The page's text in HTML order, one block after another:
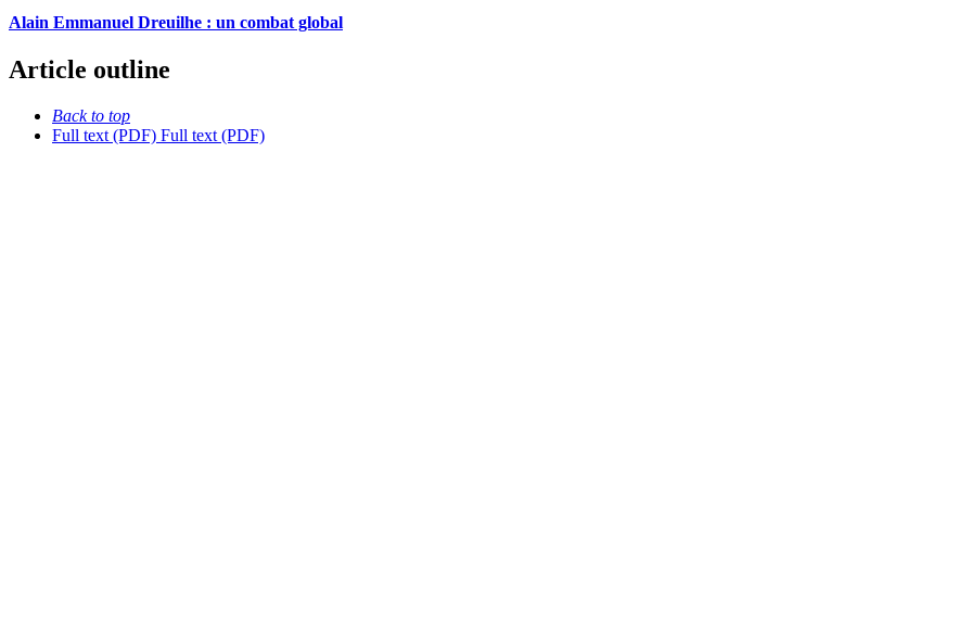
Alain Emmanuel Dreuilhe : un combat global
Article outline
Back to top
Full text (PDF) Full text (PDF)